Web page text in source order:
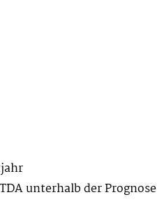
unterhalb der Prognose